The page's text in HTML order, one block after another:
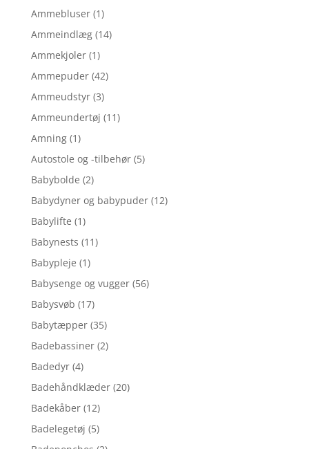
Ammebluser (1)
Ammeindlæg (14)
Ammekjoler (1)
Ammepuder (42)
Ammeudstyr (3)
Ammeundertøj (11)
Amning (1)
Autostole og -tilbehør (5)
Babybolde (2)
Babydyner og babypuder (12)
Babylifte (1)
Babynests (11)
Babypleje (1)
Babysenge og vugger (56)
Babysvøb (17)
Babytæpper (35)
Badebassiner (2)
Badedyr (4)
Badehåndklæder (20)
Badekåber (12)
Badelegetøj (5)